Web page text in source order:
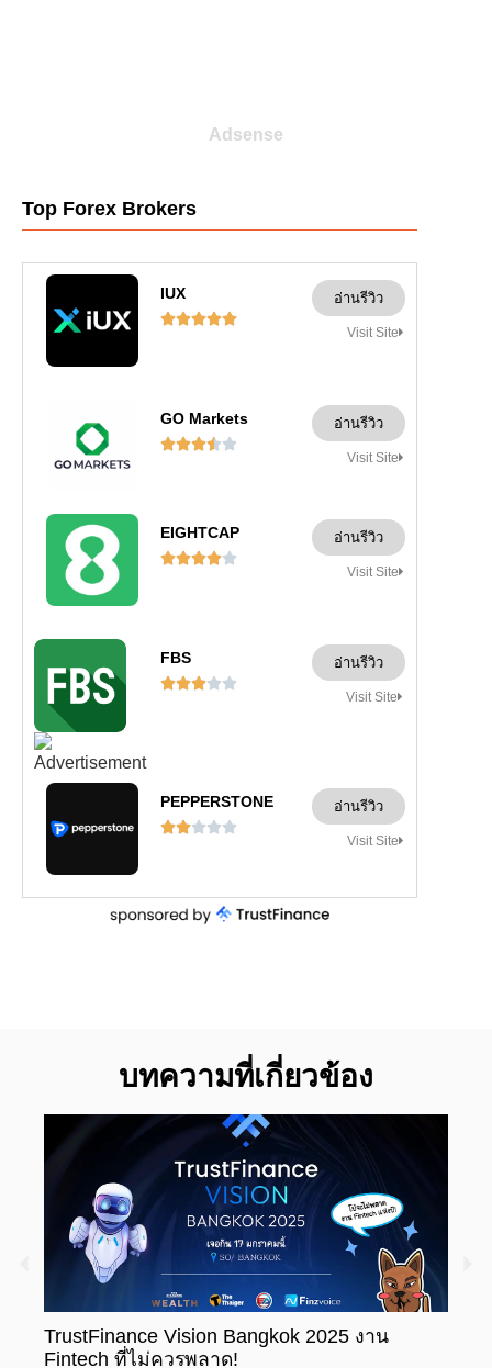
Adsense
Top Forex Brokers
IUX

อ่านรีวิว
Visit Site
GO Markets

อ่านรีวิว
Visit Site
EIGHTCAP

อ่านรีวิว
Visit Site
FBS

อ่านรีวิว
Visit Site
PEPPERSTONE

อ่านรีวิว
Visit Site
บทความที่เกี่ยวข้อง
TrustFinance Vision Bangkok 2025 งาน
Fintech ที่ไม่ควรพลาด!